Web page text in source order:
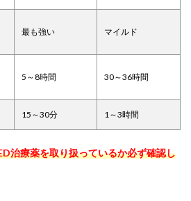
最も強い マイルド
5～8時間 30～36時間
15～30分 1～3時間
治療薬を取り扱っているか必ず確認し